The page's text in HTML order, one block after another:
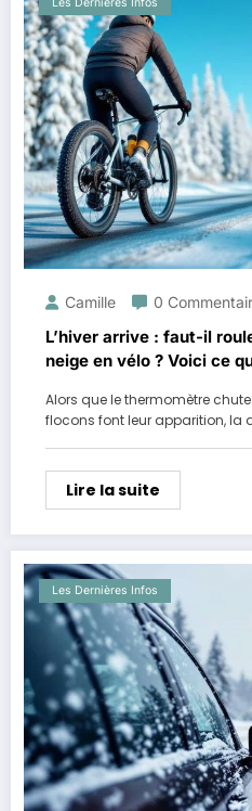
Camille 0
L’hiver arrive : faut-il
neige en vélo ? Voici ce
Alors que le thermomètre
flocons font leur apparition, la
Lire la suite
Les Dernières Infos